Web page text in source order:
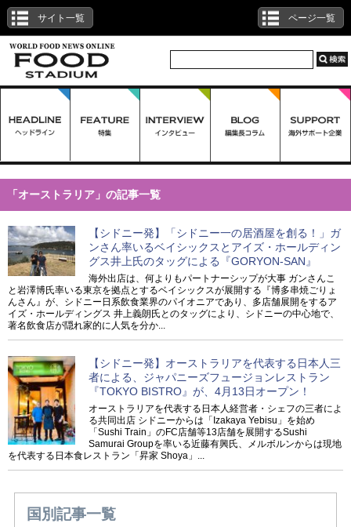
サイト一覧 ページ一覧
「オーストラリア」の記事一覧
【シドニー発】「シドニー一の居酒屋を創る！」ガ
ンさん率いるベイシックスとアイズ・ホールディン
グス井上氏のタッグによる『GORYON-SAN』
海外出店は、何よりもパートナーシップが大事 ガンさんこ
と岩澤博氏率いる東京を拠点とするベイシックスが展開する『博多串焼ごりょ
んさん』が、シドニー日系飲食業界のパイオニアであり、多店舗展開をするア
イズ・ホールディングス 井上義朗氏とのタッグにより、シドニーの中心地で、
著名飲食店が隠れ家的に人気を分か...
【シドニー発】オーストラリアを代表する日本人三
者による、ジャパニーズフュージョンレストラン
『TOKYO BISTRO』が、4月13日オープン！
オーストラリアを代表する日本人経営者・シェフの三者によ
る共同出店 シドニーからは「Izakaya Yebisu」を始め
「Sushi Train」のFC店舗等13店舗を展開するSushi
Samurai Groupを率いる近藤有興氏、メルボルンからは現地
を代表する日本食レストラン「昇家 Shoya」...
国別記事一覧